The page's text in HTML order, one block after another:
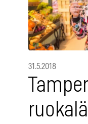
31.5.2018